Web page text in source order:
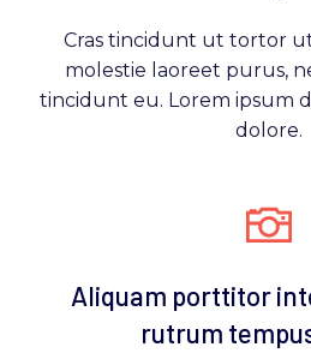
Cras tincidunt ut tortor
molestie laoreet purus,
tincidunt eu. Lorem ipsum
dolore.
Aliquam porttitor
rutrum